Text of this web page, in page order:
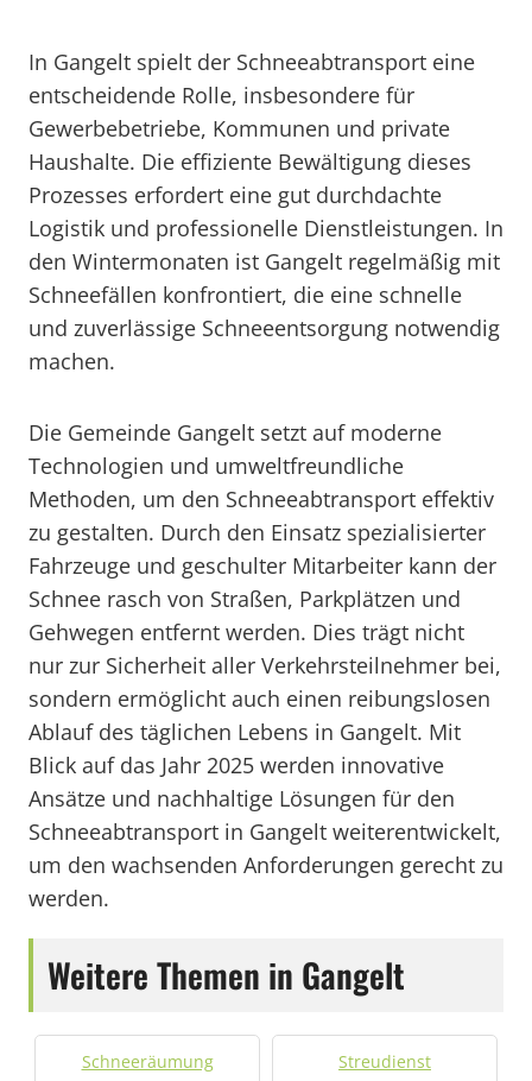
In Gangelt spielt der Schneeabtransport eine
entscheidende Rolle, insbesondere für
Gewerbebetriebe, Kommunen und private
Haushalte. Die effiziente Bewältigung dieses
Prozesses erfordert eine gut durchdachte
Logistik und professionelle Dienstleistungen. In
den Wintermonaten ist Gangelt regelmäßig mit
Schneefällen konfrontiert, die eine schnelle
und zuverlässige Schneeentsorgung notwendig
machen.
Die Gemeinde Gangelt setzt auf moderne
Technologien und umweltfreundliche
Methoden, um den Schneeabtransport effektiv
zu gestalten. Durch den Einsatz spezialisierter
Fahrzeuge und geschulter Mitarbeiter kann der
Schnee rasch von Straßen, Parkplätzen und
Gehwegen entfernt werden. Dies trägt nicht
nur zur Sicherheit aller Verkehrsteilnehmer bei,
sondern ermöglicht auch einen reibungslosen
Ablauf des täglichen Lebens in Gangelt. Mit
Blick auf das Jahr 2025 werden innovative
Ansätze und nachhaltige Lösungen für den
Schneeabtransport in Gangelt weiterentwickelt,
um den wachsenden Anforderungen gerecht zu
werden.
Weitere Themen in Gangelt
Schneeräumung Streudienst